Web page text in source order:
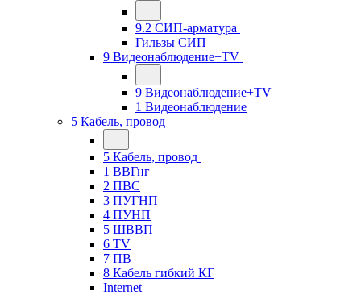
9.2 СИП-арматура
Гильзы СИП
9 Видеонаблюдение+TV
9 Видеонаблюдение+TV
1 Видеонаблюдение
5 Кабель, провод
5 Кабель, провод
1 ВВГнг
2 ПВС
3 ПУГНП
4 ПУНП
5 ШВВП
6 TV
7 ПВ
8 Кабель гибкий КГ
Internet